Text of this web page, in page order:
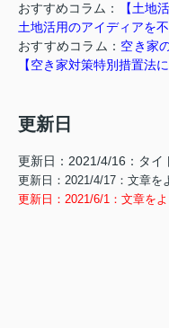
おすすめコラム：
【土地
土地活用のアイディアを
おすすめコラム： 空き家
【空き家対策特別措置法
更新日
更新日：2021/4/16：タイ
更新日：2021/4/17：文章を
更新日：2021/6/1：文章を